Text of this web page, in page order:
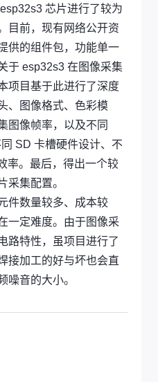
芯片进行了较为
目前，现有网络公开资
供的组件包，功能单一
于 esp32s3 在图像采集
项目基于此进行了深度
、图像格式、色彩模
图像帧率，以及不同
SD 卡槽硬件设计、不
率。最后，得出一个较
采集配置。
件数量较多、成本较
一定难度。由于图像采
路特性，虽项目进行了
接加工的好与坏也会直
噪音的大小。